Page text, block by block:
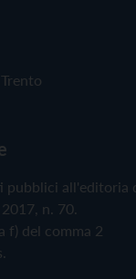
pubblici all'editoria
n. 70.
f) del comma 2